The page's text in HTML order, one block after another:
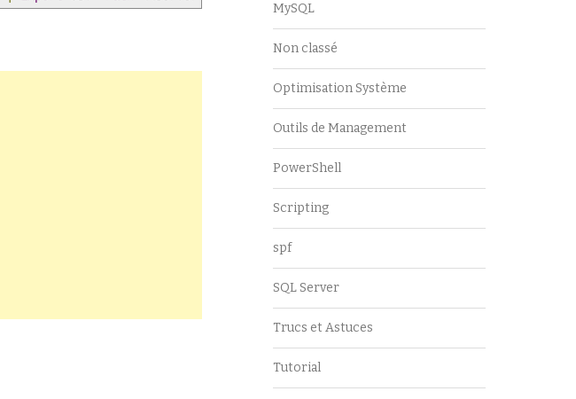
MySQL
Non classé
Optimisation Système
Outils de Management
PowerShell
Scripting
spf
SQL Server
Trucs et Astuces
Tutorial